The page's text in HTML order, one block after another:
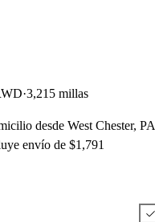
3,215 millas
desde West Chester, PA
envío de $1,791